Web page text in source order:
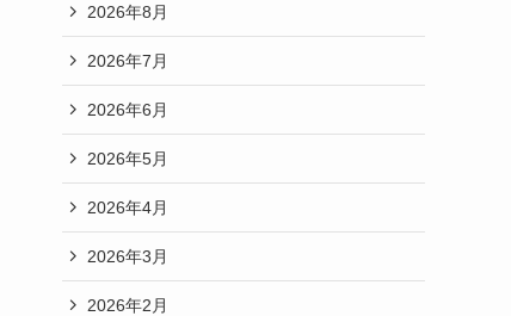
2026年8月
2026年7月
2026年6月
2026年5月
2026年4月
2026年3月
2026年2月